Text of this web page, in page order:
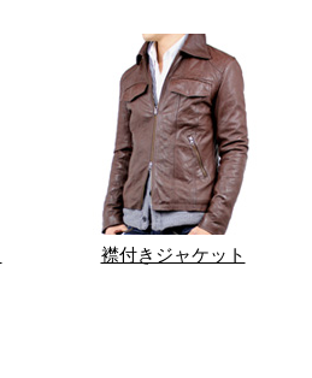
襟付きジャケット